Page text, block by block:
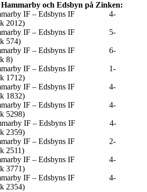
och Edsbyn på Zinken:
IF – Edsbyns IF 4-
IF – Edsbyns IF 5-
IF – Edsbyns IF 6-
IF – Edsbyns IF 1-
IF – Edsbyns IF 4-
IF – Edsbyns IF 4-
IF – Edsbyns IF 4-
IF – Edsbyns IF 2-
IF – Edsbyns IF 4-
IF – Edsbyns IF 4-